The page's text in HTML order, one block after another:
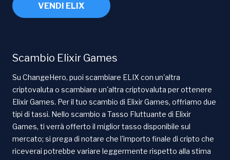
VENDI ELIX
Scambio Elixir Games
Su ChangeHero, puoi scambiare ELIX con un'altra
criptovaluta o scambiare un'altra criptovaluta per ottenere
Elixir Games. Per il tuo scambio di Elixir Games, offriamo due
tipi di tassi. Nello scambio a Tasso Fluttuante di Elixir
Games, ti verrà offerto il miglior tasso disponibile sul
mercato; si prega di notare che l'importo finale di cripto che
riceverai potrebbe variare leggermente rispetto alla stima